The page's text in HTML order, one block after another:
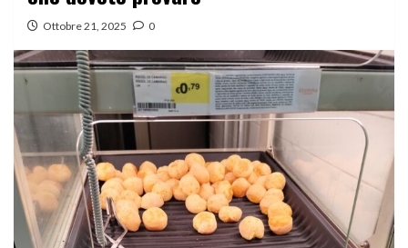
Ottobre 21, 2025 0